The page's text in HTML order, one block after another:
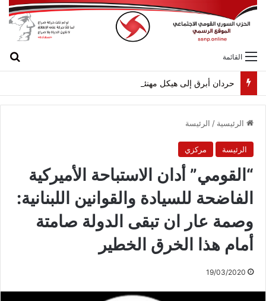
القائمة
حردان أبرق إلى هيكل مهنئاً بمناسبة عيد الجيش
الرئيسية / الرئيسة
الرئيسة مركزي
“القومي” أدان الاستباحة الأميركية
الفاضحة للسيادة والقوانين اللبنانية:
وصمة عار ان تبقى الدولة صامتة
أمام هذا الخرق الخطير
19/03/2020